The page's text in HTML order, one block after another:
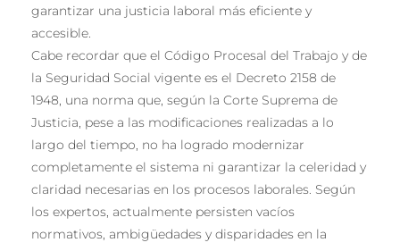
garantizar una justicia laboral más eficiente y
accesible.
Cabe recordar que el Código Procesal del Trabajo y de
la Seguridad Social vigente es el Decreto 2158 de
1948, una norma que, según la Corte Suprema de
Justicia, pese a las modificaciones realizadas a lo
largo del tiempo, no ha logrado modernizar
completamente el sistema ni garantizar la celeridad y
claridad necesarias en los procesos laborales. Según
los expertos, actualmente persisten vacíos
normativos, ambigüedades y disparidades en la